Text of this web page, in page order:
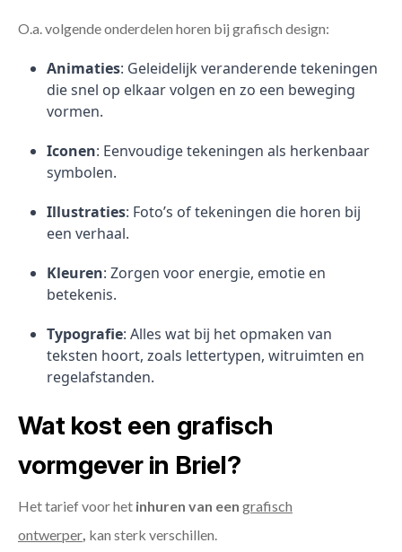
O.a. volgende onderdelen horen bij grafisch design:
Animaties: Geleidelijk veranderende tekeningen
die snel op elkaar volgen en zo een beweging
vormen.
Iconen: Eenvoudige tekeningen als herkenbaar
symbolen.
Illustraties: Foto’s of tekeningen die horen bij
een verhaal.
Kleuren: Zorgen voor energie, emotie en
betekenis.
Typografie: Alles wat bij het opmaken van
teksten hoort, zoals lettertypen, witruimten en
regelafstanden.
Wat kost een grafisch
vormgever in Briel?
Het tarief voor het inhuren van een grafisch
ontwerper kan sterk verschillen.